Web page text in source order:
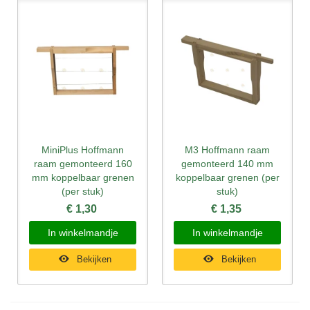
MiniPlus Hoffmann
raam gemonteerd 160
mm koppelbaar grenen
(per stuk)
€ 1,30
In winkelmandje
Bekijken
M3 Hoffmann raam
gemonteerd 140 mm
koppelbaar grenen (per
stuk)
€ 1,35
In winkelmandje
Bekijken